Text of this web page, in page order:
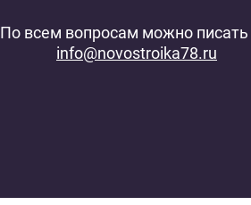
По всем вопросам можно писать
info@novostroika78.ru